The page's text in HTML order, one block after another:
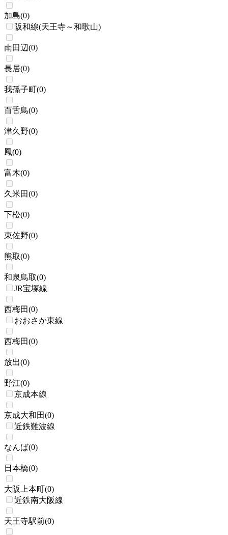
加島(0)
阪和線(天王寺～和歌山)
南田辺(0)
長居(0)
我孫子町(0)
百舌鳥(0)
津久野(0)
鳳(0)
富木(0)
久米田(0)
下松(0)
東佐野(0)
熊取(0)
和泉鳥取(0)
JR宝塚線
西梅田(0)
おおさか東線
西梅田(0)
放出(0)
野江(0)
京成本線
京成大和田(0)
近鉄難波線
なんば(0)
日本橋(0)
大阪上本町(0)
近鉄南大阪線
天王寺駅前(0)